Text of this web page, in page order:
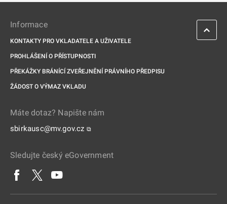
Informace
KONTAKTY PRO VKLADATELE A UŽIVATELE
PROHLÁŠENÍ O PŘÍSTUPNOSTI
PŘEKÁŽKY BRÁNÍCÍ ZVEŘEJNĚNÍ PRÁVNÍHO PŘEDPISU
ŽÁDOST O VÝMAZ VKLADU
Máte dotaz? Napište nám
sbirkausc@mv.gov.cz ⧉
Sledujte český eGovernment